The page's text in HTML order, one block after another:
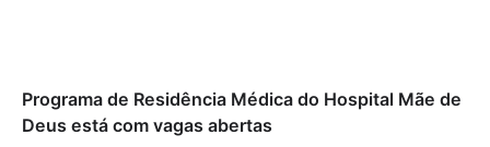
Programa de Residência Médica do Hospital Mãe de
Deus está com vagas abertas